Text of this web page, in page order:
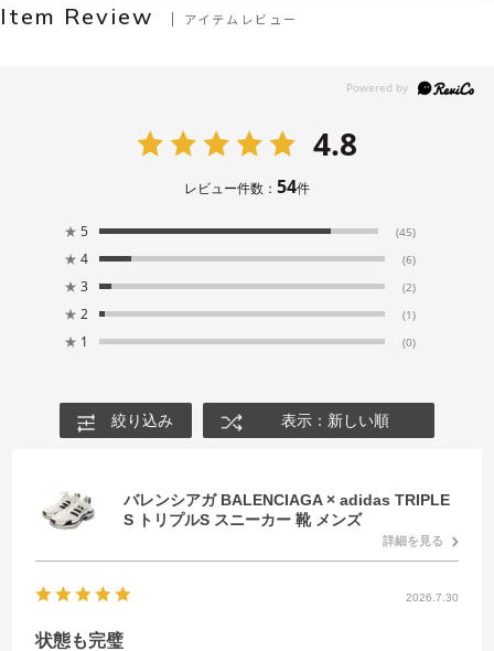
Item Review アイテムレビュー
4.8
レビュー件数： 54件
★ 5 (45)
★ 4 (6)
★ 3 (2)
★ 2 (1)
★ 1 (0)
絞り込み 表示：新しい順
バレンシアガ BALENCIAGA × adidas TRIPLE
S トリプルS スニーカー 靴 メンズ
詳細を見る
2026.7.30
状態も完璧